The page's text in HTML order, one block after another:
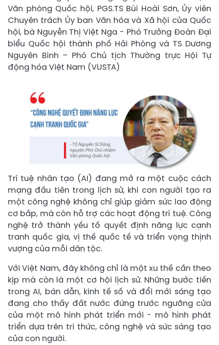
Văn phòng Quốc hội, PGS.TS Bùi Hoài Sơn, Ủy viên
Chuyên trách Ủy ban Văn hóa và Xã hội của Quốc
hội, bà Nguyễn Thị Việt Nga - Phó Trưởng Đoàn Đại
biểu Quốc hội thành phố Hải Phòng và TS Dương
Nguyên Bình – Phó Chủ tịch Thường trực Hội Tự
động hóa Việt Nam (VUSTA)
Trí tuệ nhân tạo (AI) đang mở ra một cuộc cách
mạng đầu tiên trong lịch sử, khi con người tạo ra
một công nghệ không chỉ giúp giảm sức lao động
cơ bắp, mà còn hỗ trợ các hoạt động trí tuệ. Công
nghệ trở thành yếu tố quyết định năng lực cạnh
tranh quốc gia, vị thế quốc tế và triển vọng thịnh
vượng của mỗi dân tộc.
Với Việt Nam, đây không chỉ là một xu thế cần theo
kịp mà còn là một cơ hội lịch sử. Những bước tiến
trong AI, bán dẫn, kinh tế số và đổi mới sáng tạo
đang cho thấy đất nước đứng trước ngưỡng cửa
của một mô hình phát triển mới - mô hình phát
triển dựa trên tri thức, công nghệ và sức sáng tạo
của con người.